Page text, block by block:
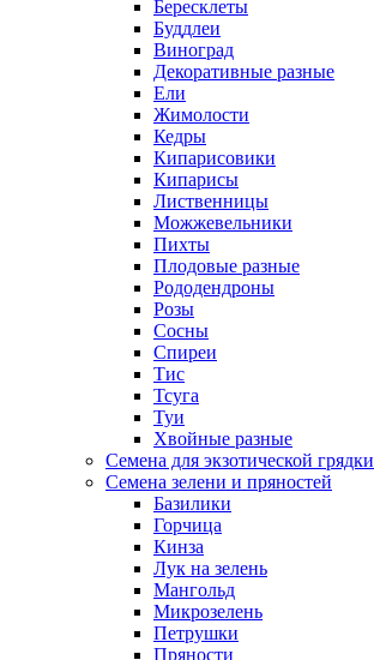
Бересклеты
Буддлеи
Виноград
Декоративные разные
Ели
Жимолости
Кедры
Кипарисовики
Кипарисы
Лиственницы
Можжевельники
Пихты
Плодовые разные
Рододендроны
Розы
Сосны
Спиреи
Тис
Тсуга
Туи
Хвойные разные
Семена для экзотической грядки
Семена зелени и пряностей
Базилики
Горчица
Кинза
Лук на зелень
Мангольд
Микрозелень
Петрушки
Пряности